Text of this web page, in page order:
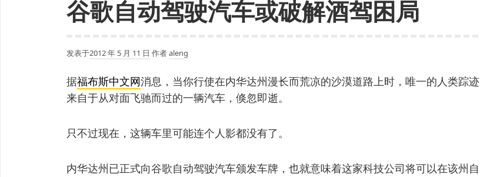
谷歌自动驾驶汽车或破解酒驾困局
发表于2012 年 5 月 11 日 作者aleng
据福布斯中文网消息，当你行使在内华达州漫长而荒凉的沙漠道路上时，唯一的人类踪迹
来自于从对面飞驰而过的一辆汽车，倏忽即逝。
只不过现在，这辆车里可能连个人影都没有了。
内华达州已正式向谷歌自动驾驶汽车颁发车牌，也就意味着这家科技公司将可以在该州自